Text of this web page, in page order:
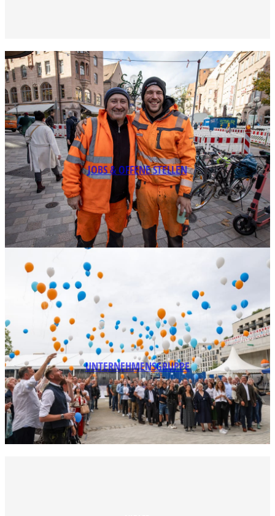
JOBS & OFFENE STELLEN
UNTERNEHMENSGRUPPE